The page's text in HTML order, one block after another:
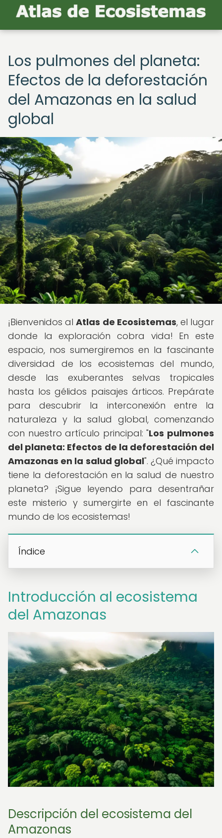
Los pulmones del planeta:
Efectos de la deforestación
del Amazonas en la salud
global
¡Bienvenidos alAtlas de Ecosistemas, el lugar
donde la exploración cobra vida! En este
espacio, nos sumergiremos en la fascinante
diversidad de los ecosistemas del mundo,
desde las exuberantes selvas tropicales
hasta los gélidos paisajes árticos. Prepárate
para descubrir la interconexión entre la
naturaleza y la salud global, comenzando
con nuestro artículo principal: "Los pulmones
del planeta: Efectos de la deforestación del
Amazonas en la salud global". ¿Qué impacto
tiene la deforestación en la salud de nuestro
planeta? ¡Sigue leyendo para desentrañar
este misterio y sumergirte en el fascinante
mundo de los ecosistemas!
Índice
Introducción al ecosistema
del Amazonas
Descripción del ecosistema del
Amazonas